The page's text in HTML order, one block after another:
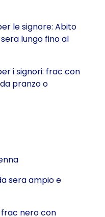
le signore: Abito
lungo fino al
i signori: frac con
pranzo o
sera ampio e
frac nero con